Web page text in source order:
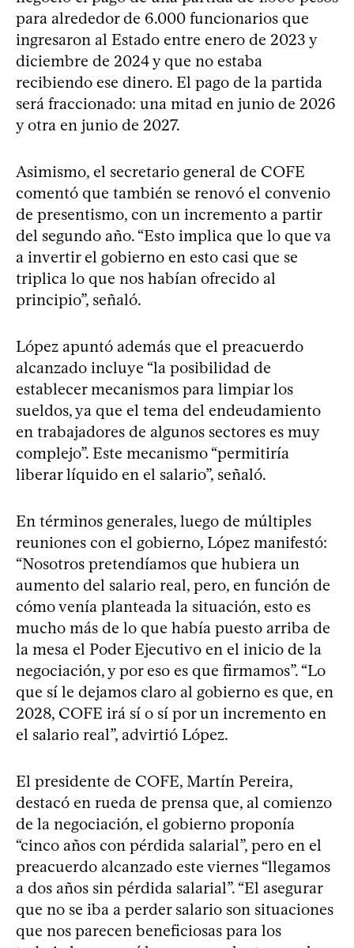
para alrededor de 6.000 funcionarios que
ingresaron al Estado entre enero de 2023 y
diciembre de 2024 y que no estaba
recibiendo ese dinero. El pago de la partida
será fraccionado: una mitad en junio de 2026
y otra en junio de 2027.
Asimismo, el secretario general de COFE
comentó que también se renovó el convenio
de presentismo, con un incremento a partir
del segundo año. “Esto implica que lo que va
a invertir el gobierno en esto casi que se
triplica lo que nos habían ofrecido al
principio”, señaló.
López apuntó además que el preacuerdo
alcanzado incluye “la posibilidad de
establecer mecanismos para limpiar los
sueldos, ya que el tema del endeudamiento
en trabajadores de algunos sectores es muy
complejo”. Este mecanismo “permitiría
liberar líquido en el salario”, señaló.
En términos generales, luego de múltiples
reuniones con el gobierno, López manifestó:
“Nosotros pretendíamos que hubiera un
aumento del salario real, pero, en función de
cómo venía planteada la situación, esto es
mucho más de lo que había puesto arriba de
la mesa el Poder Ejecutivo en el inicio de la
negociación, y por eso es que firmamos”. “Lo
que sí le dejamos claro al gobierno es que, en
2028, COFE irá sí o sí por un incremento en
el salario real”, advirtió López.
El presidente de COFE, Martín Pereira,
destacó en rueda de prensa que, al comienzo
de la negociación, el gobierno proponía
“cinco años con pérdida salarial”, pero en el
preacuerdo alcanzado este viernes “llegamos
a dos años sin pérdida salarial”. “El asegurar
que no se iba a perder salario son situaciones
que nos parecen beneficiosas para los